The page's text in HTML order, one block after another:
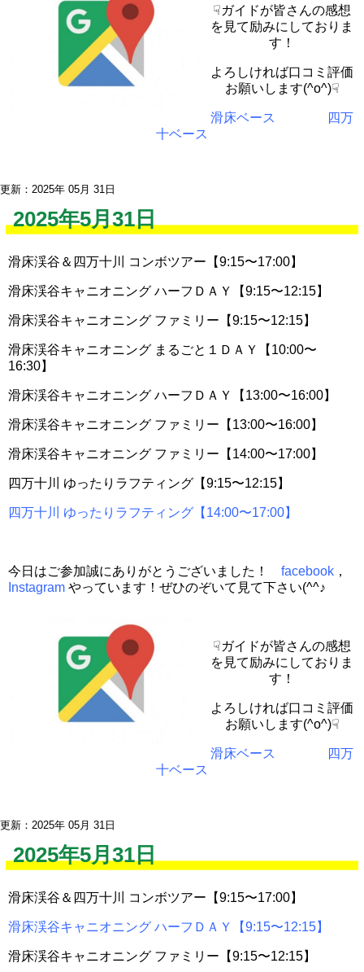
☟ガイドが皆さんの感想
を見て励みにしておりま
す！
よろしければ口コミ評価
お願いします(^o^)☟
滑床ベース
四万
十ベース
更新：2025年 05月 31日
2025年5月31日
滑床渓谷＆四万十川 コンボツアー【9:15〜17:00】
滑床渓谷キャニオニング ハーフＤＡＹ【9:15〜12:15】
滑床渓谷キャニオニング ファミリー【9:15〜12:15】
滑床渓谷キャニオニング まるごと１ＤＡＹ【10:00〜
16:30】
滑床渓谷キャニオニング ハーフＤＡＹ【13:00〜16:00】
滑床渓谷キャニオニング ファミリー【13:00〜16:00】
滑床渓谷キャニオニング ファミリー【14:00〜17:00】
四万十川 ゆったりラフティング【9:15〜12:15】
四万十川 ゆったりラフティング【14:00〜17:00】
今日はご参加誠にありがとうございました！ facebook ，
Instagram やっています！ぜひのぞいて見て下さい(^^♪
☟ガイドが皆さんの感想
を見て励みにしておりま
す！
よろしければ口コミ評価
お願いします(^o^)☟
滑床ベース
四万
十ベース
更新：2025年 05月 31日
2025年5月31日
滑床渓谷＆四万十川 コンボツアー【9:15〜17:00】
滑床渓谷キャニオニング ハーフＤＡＹ【9:15〜12:15】
滑床渓谷キャニオニング ファミリー【9:15〜12:15】